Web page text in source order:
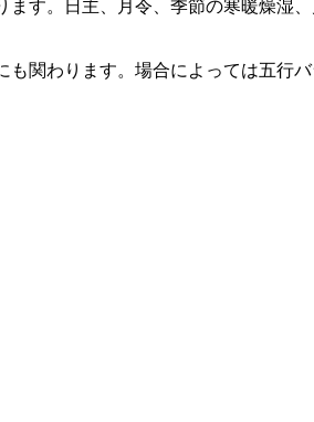
す。日主、月令、季節の寒暖燥湿、
関わります。場合によっては五行